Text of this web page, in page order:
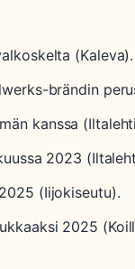
(Kaleva).
brändin
kanssa
2023
(Iijokiseutu).
2025